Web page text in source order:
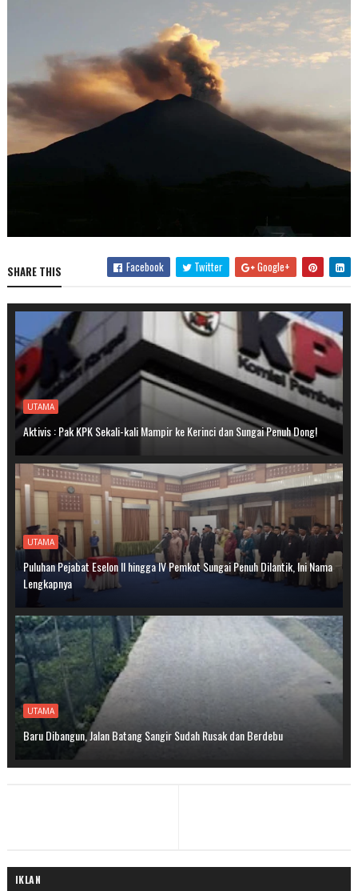
SHARE THIS Facebook Twitter Google+
UTAMA
Aktivis : Pak KPK Sekali-kali Mampir ke Kerinci dan Sungai Penuh Dong!
UTAMA
Puluhan Pejabat Eselon II hingga IV Pemkot Sungai Penuh Dilantik, Ini Nama
Lengkapnya
UTAMA
Baru Dibangun, Jalan Batang Sangir Sudah Rusak dan Berdebu
IKLAN